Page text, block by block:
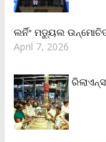
ଲର୍ନିଂ ମଡ୍ୟୁଲ
April 7, 2026